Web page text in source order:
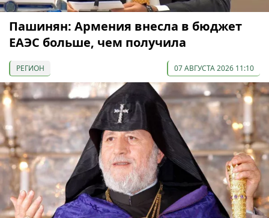
Пашинян: Армения внесла в бюджет
ЕАЭС больше, чем получила
РЕГИОН 07 АВГУСТА 2026 11:10